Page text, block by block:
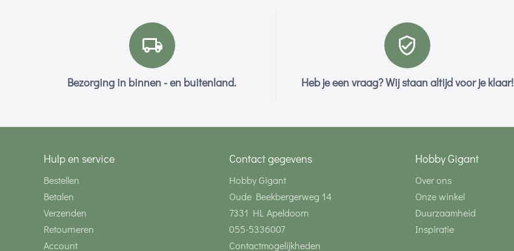
Bezorging in binnen - en buitenland. Heb je een vraag? Wij staan altijd voor je klaar!
Hulp en service
Bestellen
Betalen
Verzenden
Retourneren
Account
Contact gegevens
Hobby Gigant
Oude Beekbergerweg 14
7331 HL Apeldoorn
055-5336007
Contactmogelijkheden
Hobby Gigant
Over ons
Onze winkel
Duurzaamheid
Inspiratie